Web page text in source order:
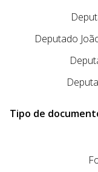
Deputado
Tipo de